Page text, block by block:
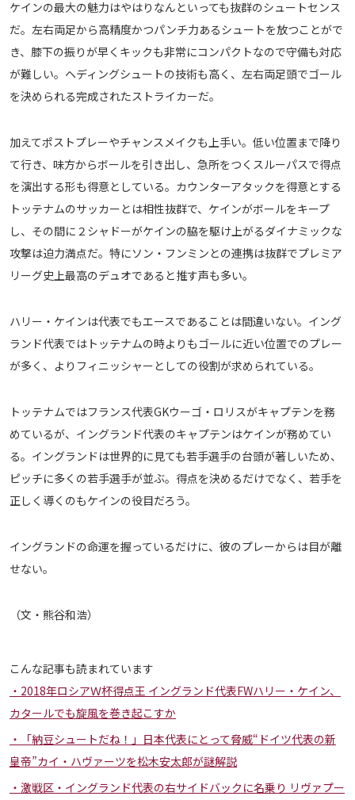
ケインの最大の魅力はやはりなんといっても抜群のシュートセンス
だ。左右両足から高精度かつパンチ力あるシュートを放つことがで
き、膝下の振りが早くキックも非常にコンパクトなので守備も対応
が難しい。ヘディングシュートの技術も高く、左右両足頭でゴール
を決められる完成されたストライカーだ。
加えてポストプレーやチャンスメイクも上手い。低い位置まで降り
て行き、味方からボールを引き出し、急所をつくスルーパスで得点
を演出する形も得意としている。カウンターアタックを得意とする
トッテナムのサッカーとは相性抜群で、ケインがボールをキープ
し、その間に２シャドーがケインの脇を駆け上がるダイナミックな
攻撃は迫力満点だ。特にソン・フンミンとの連携は抜群でプレミア
リーグ史上最高のデュオであると推す声も多い。
ハリー・ケインは代表でもエースであることは間違いない。イング
ランド代表ではトッテナムの時よりもゴールに近い位置でのプレー
が多く、よりフィニッシャーとしての役割が求められている。
トッテナムではフランス代表GKウーゴ・ロリスがキャプテンを務
めているが、イングランド代表のキャプテンはケインが務めてい
る。イングランドは世界的に見ても若手選手の台頭が著しいため、
ピッチに多くの若手選手が並ぶ。得点を決めるだけでなく、若手を
正しく導くのもケインの役目だろう。
イングランドの命運を握っているだけに、彼のプレーからは目が離
せない。
（文・熊谷和浩）
こんな記事も読まれています
2018年ロシアＷ杯得点王 イングランド代表FWハリー・ケイン、
カタールでも旋風を巻き起こすか
「納豆シュートだね！」日本代表にとって脅威“ドイツ代表の新
皇帝”カイ・ハヴァーツを松木安太郎が謎解説
激戦区・イングランド代表の右サイドバックに名乗り リヴァプー